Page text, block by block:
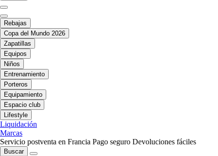
Rebajas
Copa del Mundo 2026
Zapatillas
Equipos
Niños
Entrenamiento
Porteros
Equipamiento
Espacio club
Lifestyle
Liquidación
Marcas
Servicio postventa en Francia Pago seguro Devoluciones fáciles
Buscar